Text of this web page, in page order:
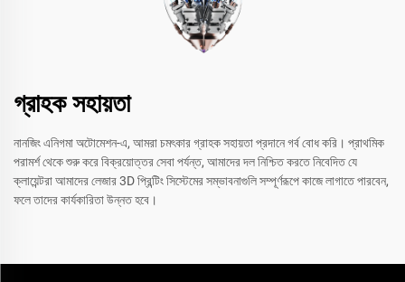
গ্রাহক সহায়তা
নানজিং এনিগমা অটোমেশন-এ, আমরা চমৎকার গ্রাহক সহায়তা প্রদানে গর্ব বোধ করি। প্রাথমিক
পরামর্শ থেকে শুরু করে বিক্রয়োত্তর সেবা পর্যন্ত, আমাদের দল নিশ্চিত করতে নিবেদিত যে
ক্লায়েন্টরা আমাদের লেজার 3D প্রিন্টিং সিস্টেমের সম্ভাবনাগুলি সম্পূর্ণরূপে কাজে লাগাতে পারবেন,
ফলে তাদের কার্যকারিতা উন্নত হবে।